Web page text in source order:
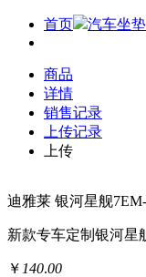
首页 汽车坐垫
商品
详情
销售记录
上传记录
上传
迪雅莱 银河星舰
新款专车定制银河星
￥ 140.00